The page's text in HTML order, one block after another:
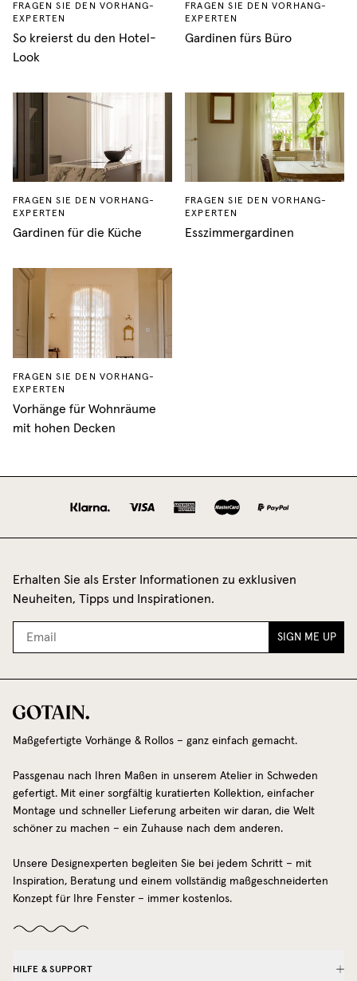
FRAGEN SIE DEN VORHANG-
EXPERTEN
So kreierst du den Hotel-
Look
FRAGEN SIE DEN VORHANG-
EXPERTEN
Gardinen fürs Büro
FRAGEN SIE DEN VORHANG-
EXPERTEN
Gardinen für die Küche
FRAGEN SIE DEN VORHANG-
EXPERTEN
Esszimmergardinen
FRAGEN SIE DEN VORHANG-
EXPERTEN
Vorhänge für Wohnräume
mit hohen Decken
Erhalten Sie als Erster Informationen zu exklusiven
Neuheiten, Tipps und Inspirationen.
SIGN ME UP
Maßgefertigte Vorhänge & Rollos – ganz einfach gemacht.
Passgenau nach Ihren Maßen in unserem Atelier in Schweden
gefertigt. Mit einer sorgfältig kuratierten Kollektion, einfacher
Montage und schneller Lieferung arbeiten wir daran, die Welt
schöner zu machen – ein Zuhause nach dem anderen.
Unsere Designexperten begleiten Sie bei jedem Schritt – mit
Inspiration, Beratung und einem vollständig maßgeschneiderten
Konzept für Ihre Fenster – immer kostenlos.
HILFE & SUPPORT